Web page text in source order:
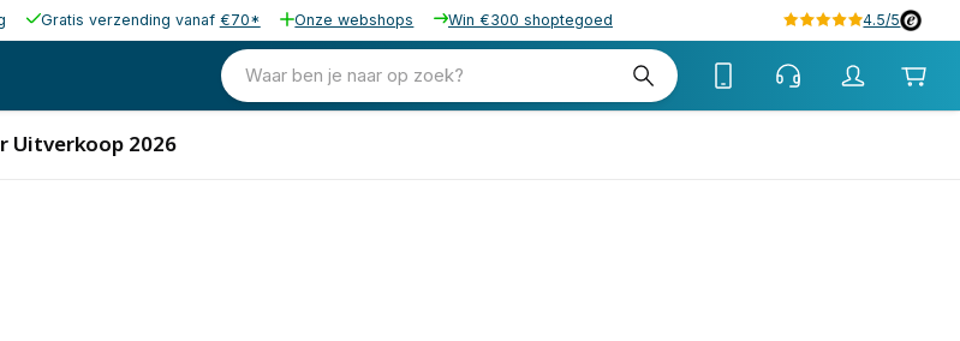
Gratis verzending vanaf €70* Onze webshops Win €300 shoptegoed 4.5/5
Waar ben je naar op zoek?
Uitverkoop 2026